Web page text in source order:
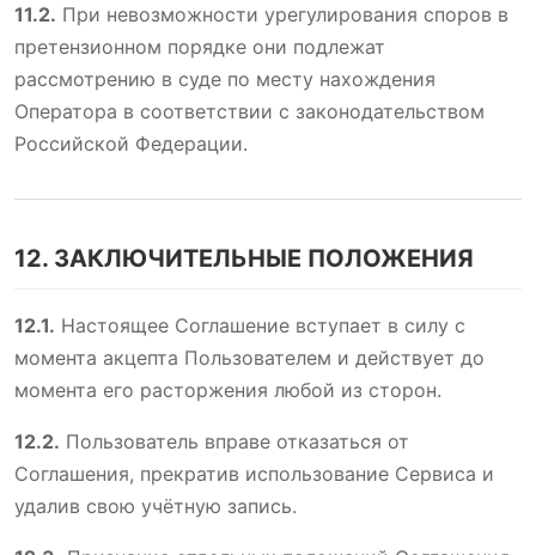
11.2. При невозможности урегулирования споров в
претензионном порядке они подлежат
рассмотрению в суде по месту нахождения
Оператора в соответствии с законодательством
Российской Федерации.
12. ЗАКЛЮЧИТЕЛЬНЫЕ ПОЛОЖЕНИЯ
12.1. Настоящее Соглашение вступает в силу с
момента акцепта Пользователем и действует до
момента его расторжения любой из сторон.
12.2. Пользователь вправе отказаться от
Соглашения, прекратив использование Сервиса и
удалив свою учётную запись.